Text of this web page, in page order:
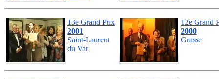
13e Grand Prix
2001
Saint-Laurent
du Var
12e Grand
2000
Grasse